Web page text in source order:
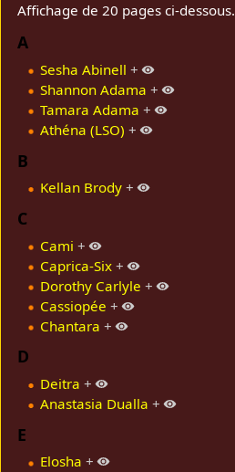
Affichage de 20 pages ci-dessous.
A
Sesha Abinell +
Shannon Adama +
Tamara Adama +
Athéna (LSO) +
B
Kellan Brody +
C
Cami +
Caprica-Six +
Dorothy Carlyle +
Cassiopée +
Chantara +
D
Deitra +
Anastasia Dualla +
E
Elosha +